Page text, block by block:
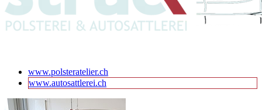
www.polsteratelier.ch
www.autosattlerei.ch